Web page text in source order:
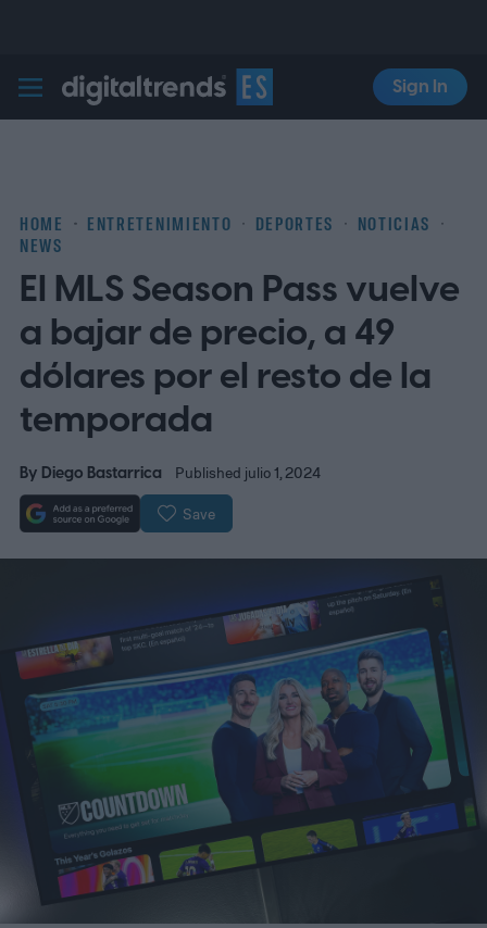
Digital Trends Español
Sign In
HOME ENTRETENIMIENTO DEPORTES
NOTICIAS
NEWS
El MLS Season Pass vuelve
a bajar de precio, a 49
dólares por el resto de la
temporada
By Diego Bastarrica Published julio 1, 2024
Save